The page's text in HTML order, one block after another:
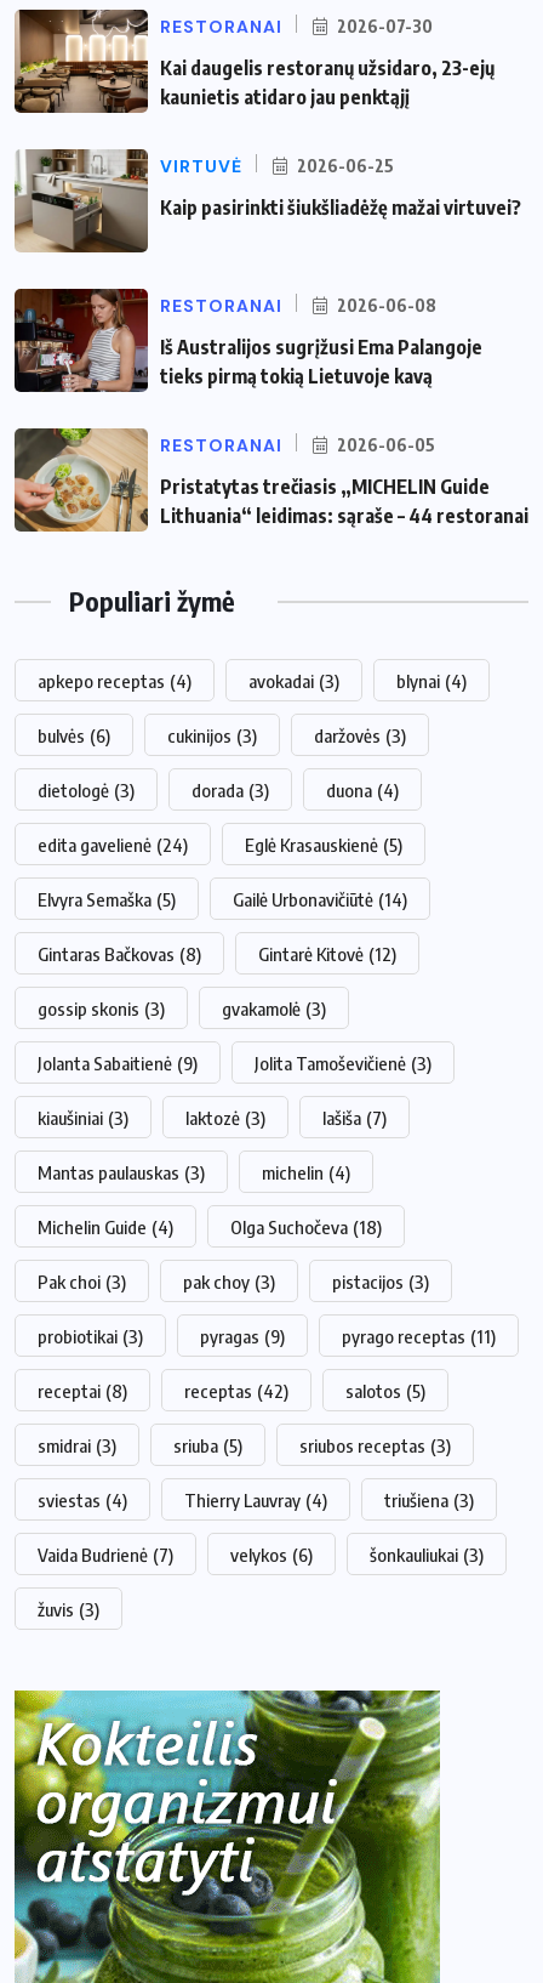
RESTORANAI 2026-07-30
Kai daugelis restoranų užsidaro, 23-ejų
kaunietis atidaro jau penktąjį
VIRTUVĖ 2026-06-25
Kaip pasirinkti šiukšliadėžę mažai virtuvei?
RESTORANAI 2026-06-08
Iš Australijos sugrįžusi Ema Palangoje
tieks pirmą tokią Lietuvoje kavą
RESTORANAI 2026-06-05
Pristatytas trečiasis „MICHELIN Guide
Lithuania“ leidimas: sąraše – 44 restoranai
Populiari žymė
apkepo receptas (4) avokadai (3) blynai (4)
bulvės (6) cukinijos (3) daržovės (3)
dietologė (3) dorada (3) duona (4)
edita gavelienė (24) Eglė Krasauskienė (5)
Elvyra Semaška (5) Gailė Urbonavičiūtė (14)
Gintaras Bačkovas (8) Gintarė Kitovė (12)
gossip skonis (3) gvakamolė (3)
Jolanta Sabaitienė (9) Jolita Tamoševičienė (3)
kiaušiniai (3) laktozė (3) lašiša (7)
Mantas paulauskas (3) michelin (4)
Michelin Guide (4) Olga Suchočeva (18)
Pak choi (3) pak choy (3) pistacijos (3)
probiotikai (3) pyragas (9) pyrago receptas (11)
receptai (8) receptas (42) salotos (5)
smidrai (3) sriuba (5) sriubos receptas (3)
sviestas (4) Thierry Lauvray (4) triušiena (3)
Vaida Budrienė (7) velykos (6) šonkauliukai (3)
žuvis (3)